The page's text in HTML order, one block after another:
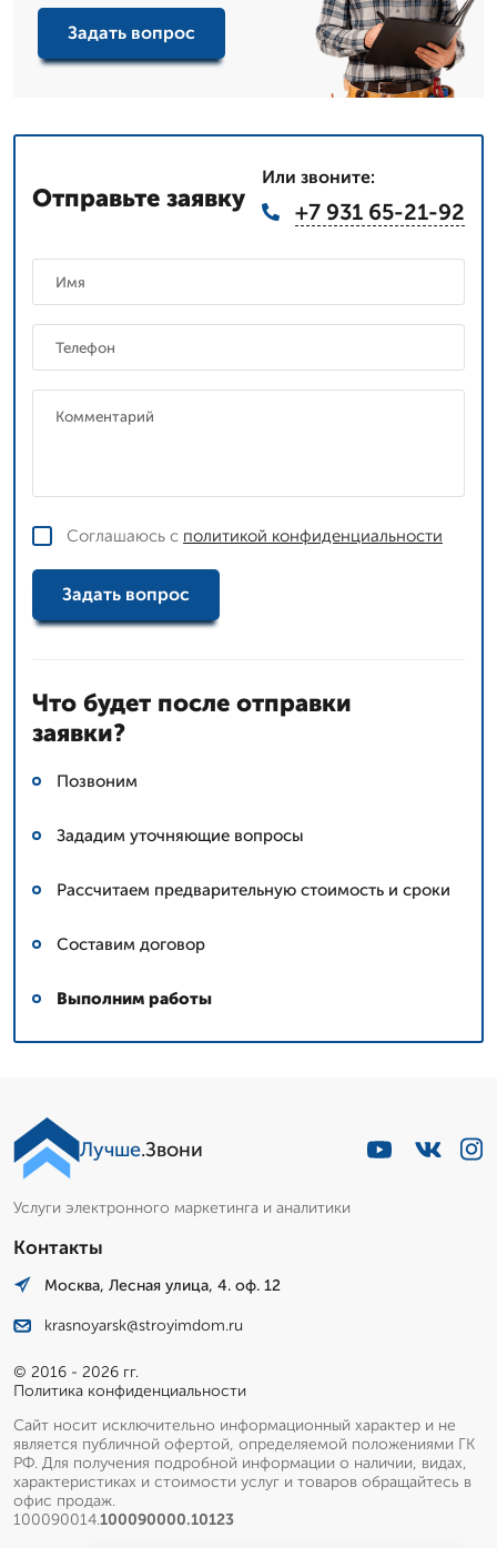
Задать вопрос
Отправьте заявку
Или звоните:
+7 931 65-21-92
Соглашаюсь с политикой конфиденциальности
Задать вопрос
Что будет после отправки
заявки?
Позвоним
Зададим уточняющие вопросы
Рассчитаем предварительную стоимость и сроки
Составим договор
Выполним работы
Лучше.Звони
Услуги электронного маркетинга и аналитики
Контакты
Москва, Лесная улица, 4. оф. 12
krasnoyarsk@stroyimdom.ru
© 2016 - 2026 гг.
Политика конфиденциальности
Сайт носит исключительно информационный характер и не
является публичной офертой, определяемой положениями ГК
РФ. Для получения подробной информации о наличии, видах,
характеристиках и стоимости услуг и товаров обращайтесь в
офис продаж.
100090014.100090000.10123